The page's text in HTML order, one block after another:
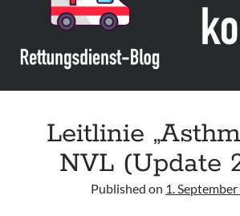
der
Leitlinie
NVL (Update
Published on 1.